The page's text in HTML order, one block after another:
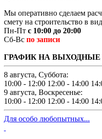
Мы оперативно сделаем
смету на строительство в
Пн-Пт с 10:00 до 20:00
Сб-Вс по записи
ГРАФИК НА ВЫХОДНЫЕ
8 августа, Суббота:
10:00 - 12:00 12:00 - 14:00
9 августа, Воскресенье:
10:00 - 12:00 12:00 - 14:00
Для особо любопытных...